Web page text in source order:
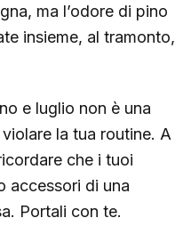
ma l’odore di pino
insieme, al tramonto,
e luglio non è una
la tua routine. A
che i tuoi
accessori di una
Portali con te.